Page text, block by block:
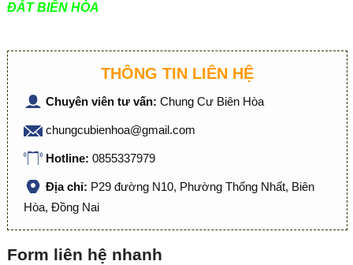
ĐẤT BIÊN HÒA
THÔNG TIN LIÊN HỆ
Chuyên viên tư vấn: Chung Cư Biên Hòa
chungcubienhoa@gmail.com
Hotline: 0855337979
Địa chỉ: P29 đường N10, Phường Thống Nhất, Biên
Hòa, Đồng Nai
Form liên hệ nhanh